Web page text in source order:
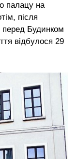
палацу на
після
перед Будинком
відбулося 29